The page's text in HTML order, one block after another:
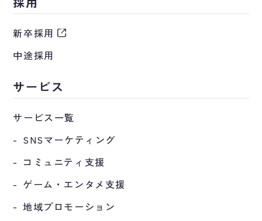
新卒採用
中途採用
サービス
サービス一覧
SNSマーケティング
コミュニティ支援
ゲーム・エンタメ支援
地域プロモーション